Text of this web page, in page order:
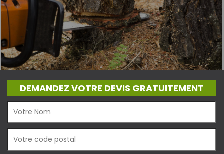
DEMANDEZ VOTRE DEVIS GRATUITEMENT